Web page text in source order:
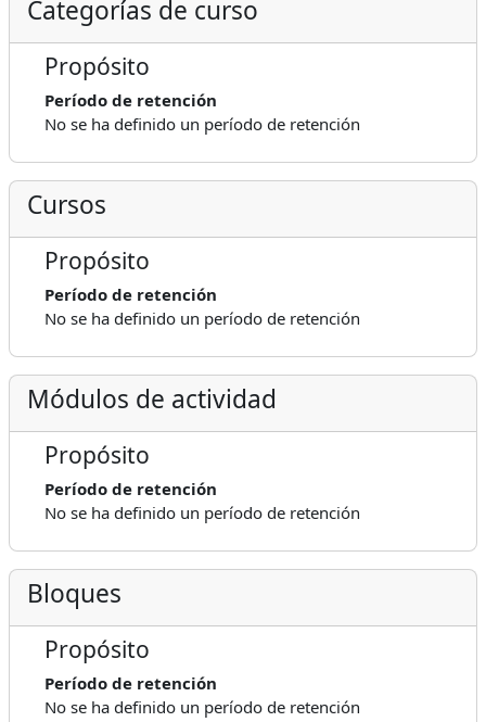
Categorías de curso
Propósito
Período de retención
No se ha definido un período de retención
Cursos
Propósito
Período de retención
No se ha definido un período de retención
Módulos de actividad
Propósito
Período de retención
No se ha definido un período de retención
Bloques
Propósito
Período de retención
No se ha definido un período de retención